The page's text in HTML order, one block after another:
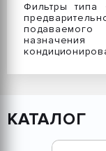
Фильтры типа
КАТАЛОГ